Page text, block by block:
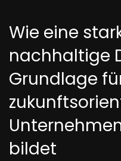
Wie eine
nachhaltige
Grundlage
bildet